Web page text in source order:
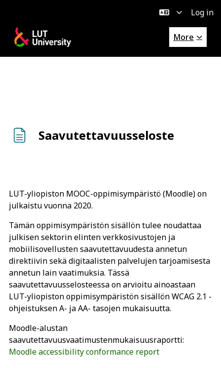
Skip to main content
Log in
More
Saavutettavuusseloste
LUT-yliopiston MOOC-oppimisympäristö (Moodle) on
julkaistu vuonna 2020.
Tämän oppimisympäristön sisällön tulee noudattaa
julkisen sektorin elinten verkkosivustojen ja
mobiilisovellusten saavutettavuudesta annetun
direktiivin sekä digitaalisten palvelujen tarjoamisesta
annetun lain vaatimuksia. Tässä
saavutettavuusselosteessa on arvioitu ainoastaan
LUT-yliopiston oppimisympäristön sisällön WCAG 2.1 -
ohjeistuksen A- ja AA- tasojen mukaisuutta.
Moodle-alustan
saavutettavuusvaatimustenmukaisuusraportti:
Moodle accessibility conformance report